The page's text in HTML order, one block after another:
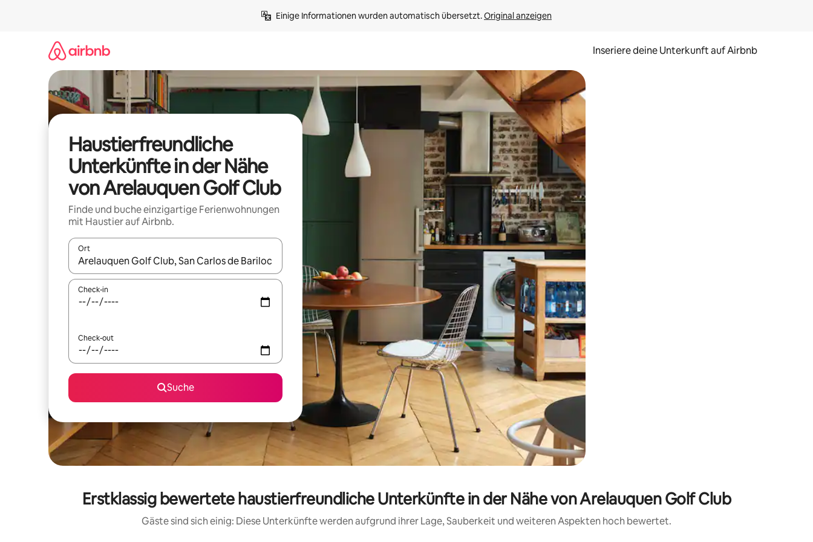
Einige Informationen wurden automatisch übersetzt. Original anzeigen
Inseriere deine Unterkunft auf Airbnb
Haustierfreundliche
Unterkünfte in der Nähe
von Arelauquen Golf Club
Finde und buche einzigartige Ferienwohnungen
mit Haustier auf Airbnb.
Ort
Wenn Ergebnisse verfügbar sind, navigiere mit den Pfeiltasten nach oben und unten oder erkunde die Ergebnisse durch Berühren oder Wischgesten.
Check-in
Check-out
Suche
Erstklassig bewertete haustierfreundliche Unterkünfte in der Nähe von Arelauquen Golf Club
Gäste sind sich einig: Diese Unterkünfte werden aufgrund ihrer Lage, Sauberkeit und weiteren Aspekten hoch bewertet.